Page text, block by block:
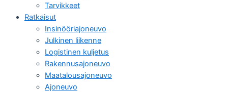
Tarvikkeet
Ratkaisut
Insinööriajoneuvo
Julkinen liikenne
Logistinen kuljetus
Rakennusajoneuvo
Maatalousajoneuvo
Ajoneuvo